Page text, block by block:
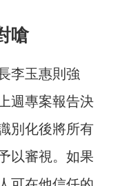
嗆
李玉惠則強
週專案報告決
別化後將所有
以審視。如果